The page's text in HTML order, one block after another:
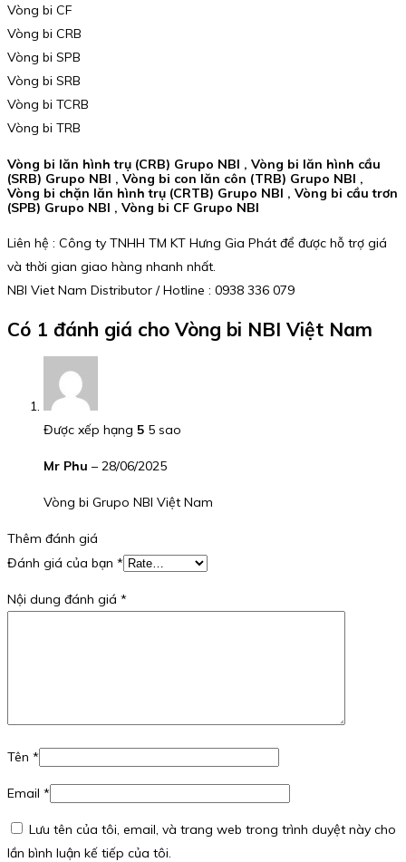
Vòng bi CF
Vòng bi CRB
Vòng bi SPB
Vòng bi SRB
Vòng bi TCRB
Vòng bi TRB
Vòng bi lăn hình trụ (CRB) Grupo NBI , Vòng bi lăn hình cầu
(SRB) Grupo NBI , Vòng bi con lăn côn (TRB) Grupo NBI ,
Vòng bi chặn lăn hình trụ (CRTB) Grupo NBI , Vòng bi cầu trơn
(SPB) Grupo NBI , Vòng bi CF Grupo NBI
Liên hệ : Công ty TNHH TM KT Hưng Gia Phát để được hỗ trợ giá
và thời gian giao hàng nhanh nhất.
NBI Viet Nam Distributor / Hotline : 0938 336 079
Có 1 đánh giá cho Vòng bi NBI Việt Nam
Được xếp hạng 5 5 sao
Mr Phu – 28/06/2025
Vòng bi Grupo NBI Việt Nam
Thêm đánh giá
Đánh giá của bạn *
Nội dung đánh giá *
Tên *
Email *
Lưu tên của tôi, email, và trang web trong trình duyệt này cho
lần bình luận kế tiếp của tôi.